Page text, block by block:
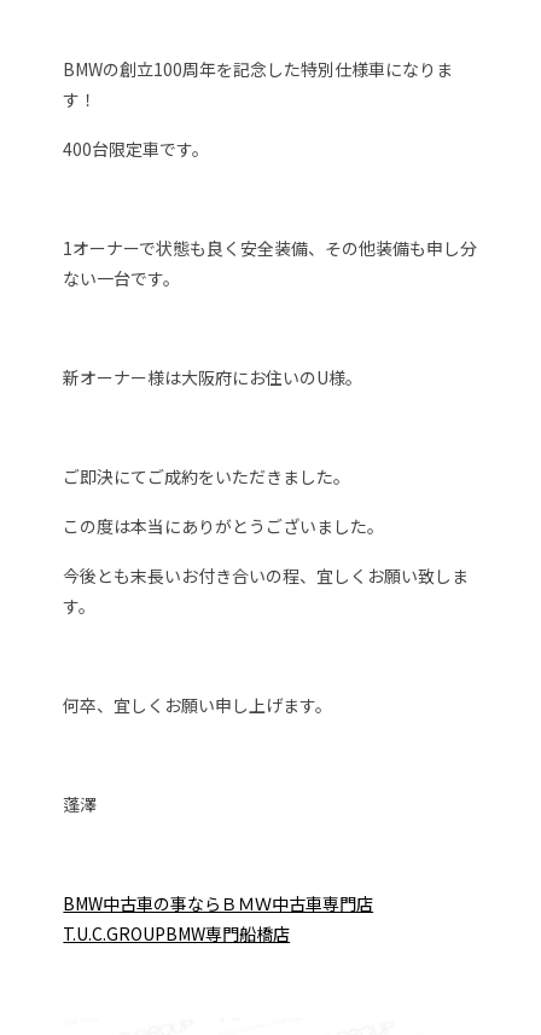
BMWの創立100周年を記念した特別仕様車になりま
す！
400台限定車です。
1オーナーで状態も良く安全装備、その他装備も申し分
ない一台です。
新オーナー様は大阪府にお住いのU様。
ご即決にてご成約をいただきました。
この度は本当にありがとうございました。
今後とも末長いお付き合いの程、宜しくお願い致しま
す。
何卒、宜しくお願い申し上げます。
蓬澤
BMW中古車の事ならＢＭＷ中古車専門店
T.U.C.GROUPBMW専門船橋店